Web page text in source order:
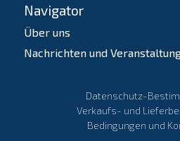
Navigator
Über uns
Nachrichten und
Datenschutz-
Verkaufs- und
Bedingungen und